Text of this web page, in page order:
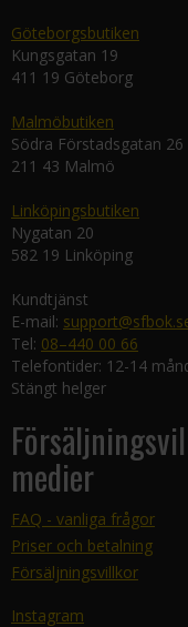
Göteborgsbutiken
Kungsgatan 19
411 19 Göteborg
Malmöbutiken
Södra Förstadsgatan 26
211 43 Malmö
Linköpingsbutiken
Nygatan 20
582 19 Linköping
Kundtjänst
E-mail:
Tel: 08–440 00 66
Telefontider: 12-14
Stängt helger
medier
FAQ - vanliga frågor
Priser och betalning
Försäljningsvillkor
Instagram